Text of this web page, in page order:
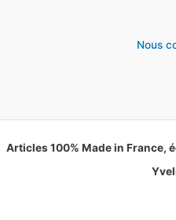
Nous
Articles 100% Made in France,